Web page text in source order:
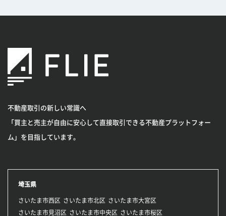
不動産取引の新しい常識へ
「買主と売主が自由に安心して直接取引できる不動産プラットフォー
ム」を目指しています。
埼玉県
さいたま市西区 さいたま市北区
さいたま市大宮区
さいたま市見沼区
さいたま市中央区
さいたま市桜区